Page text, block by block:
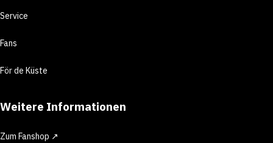
Service
Fans
För de Küste
Weitere Informationen
Zum Fanshop ↗